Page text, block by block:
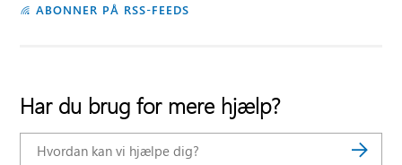
ABONNER PÅ RSS-FEEDS
Har du brug for mere hjælp?